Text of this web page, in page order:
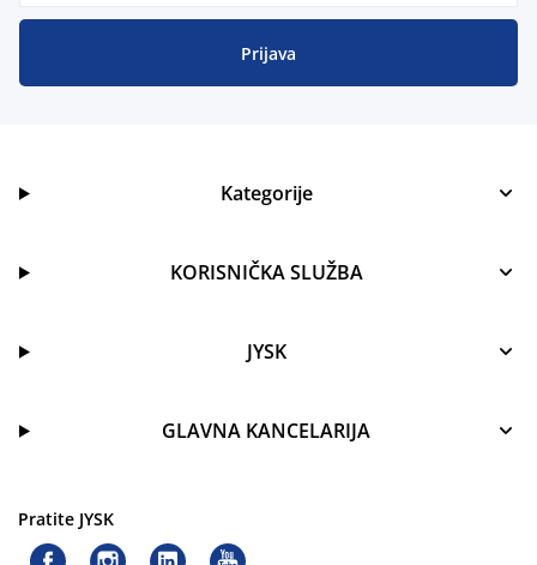
Prijava
Kategorije
KORISNIČKA SLUŽBA
JYSK
GLAVNA KANCELARIJA
Pratite JYSK